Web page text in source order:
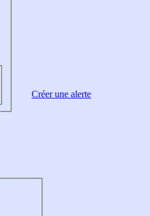
Créer une alerte